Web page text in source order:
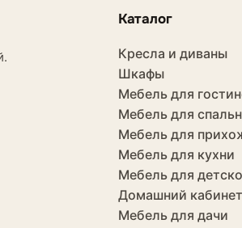
Каталог
Кресла и диваны
Шкафы
Мебель для
Мебель для
Мебель для
Мебель для кухни
Мебель для
Домашний кабинет
Мебель для дачи